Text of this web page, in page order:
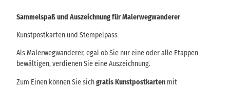
Sammelspaß und Auszeichnung für Malerwegwanderer
Kunstpostkarten und Stempelpass
Als Malerwegwanderer, egal ob Sie nur eine oder alle Etappen
bewältigen, verdienen Sie eine Auszeichnung.
Zum Einen können Sie sichgratis Kunstpostkarten mit